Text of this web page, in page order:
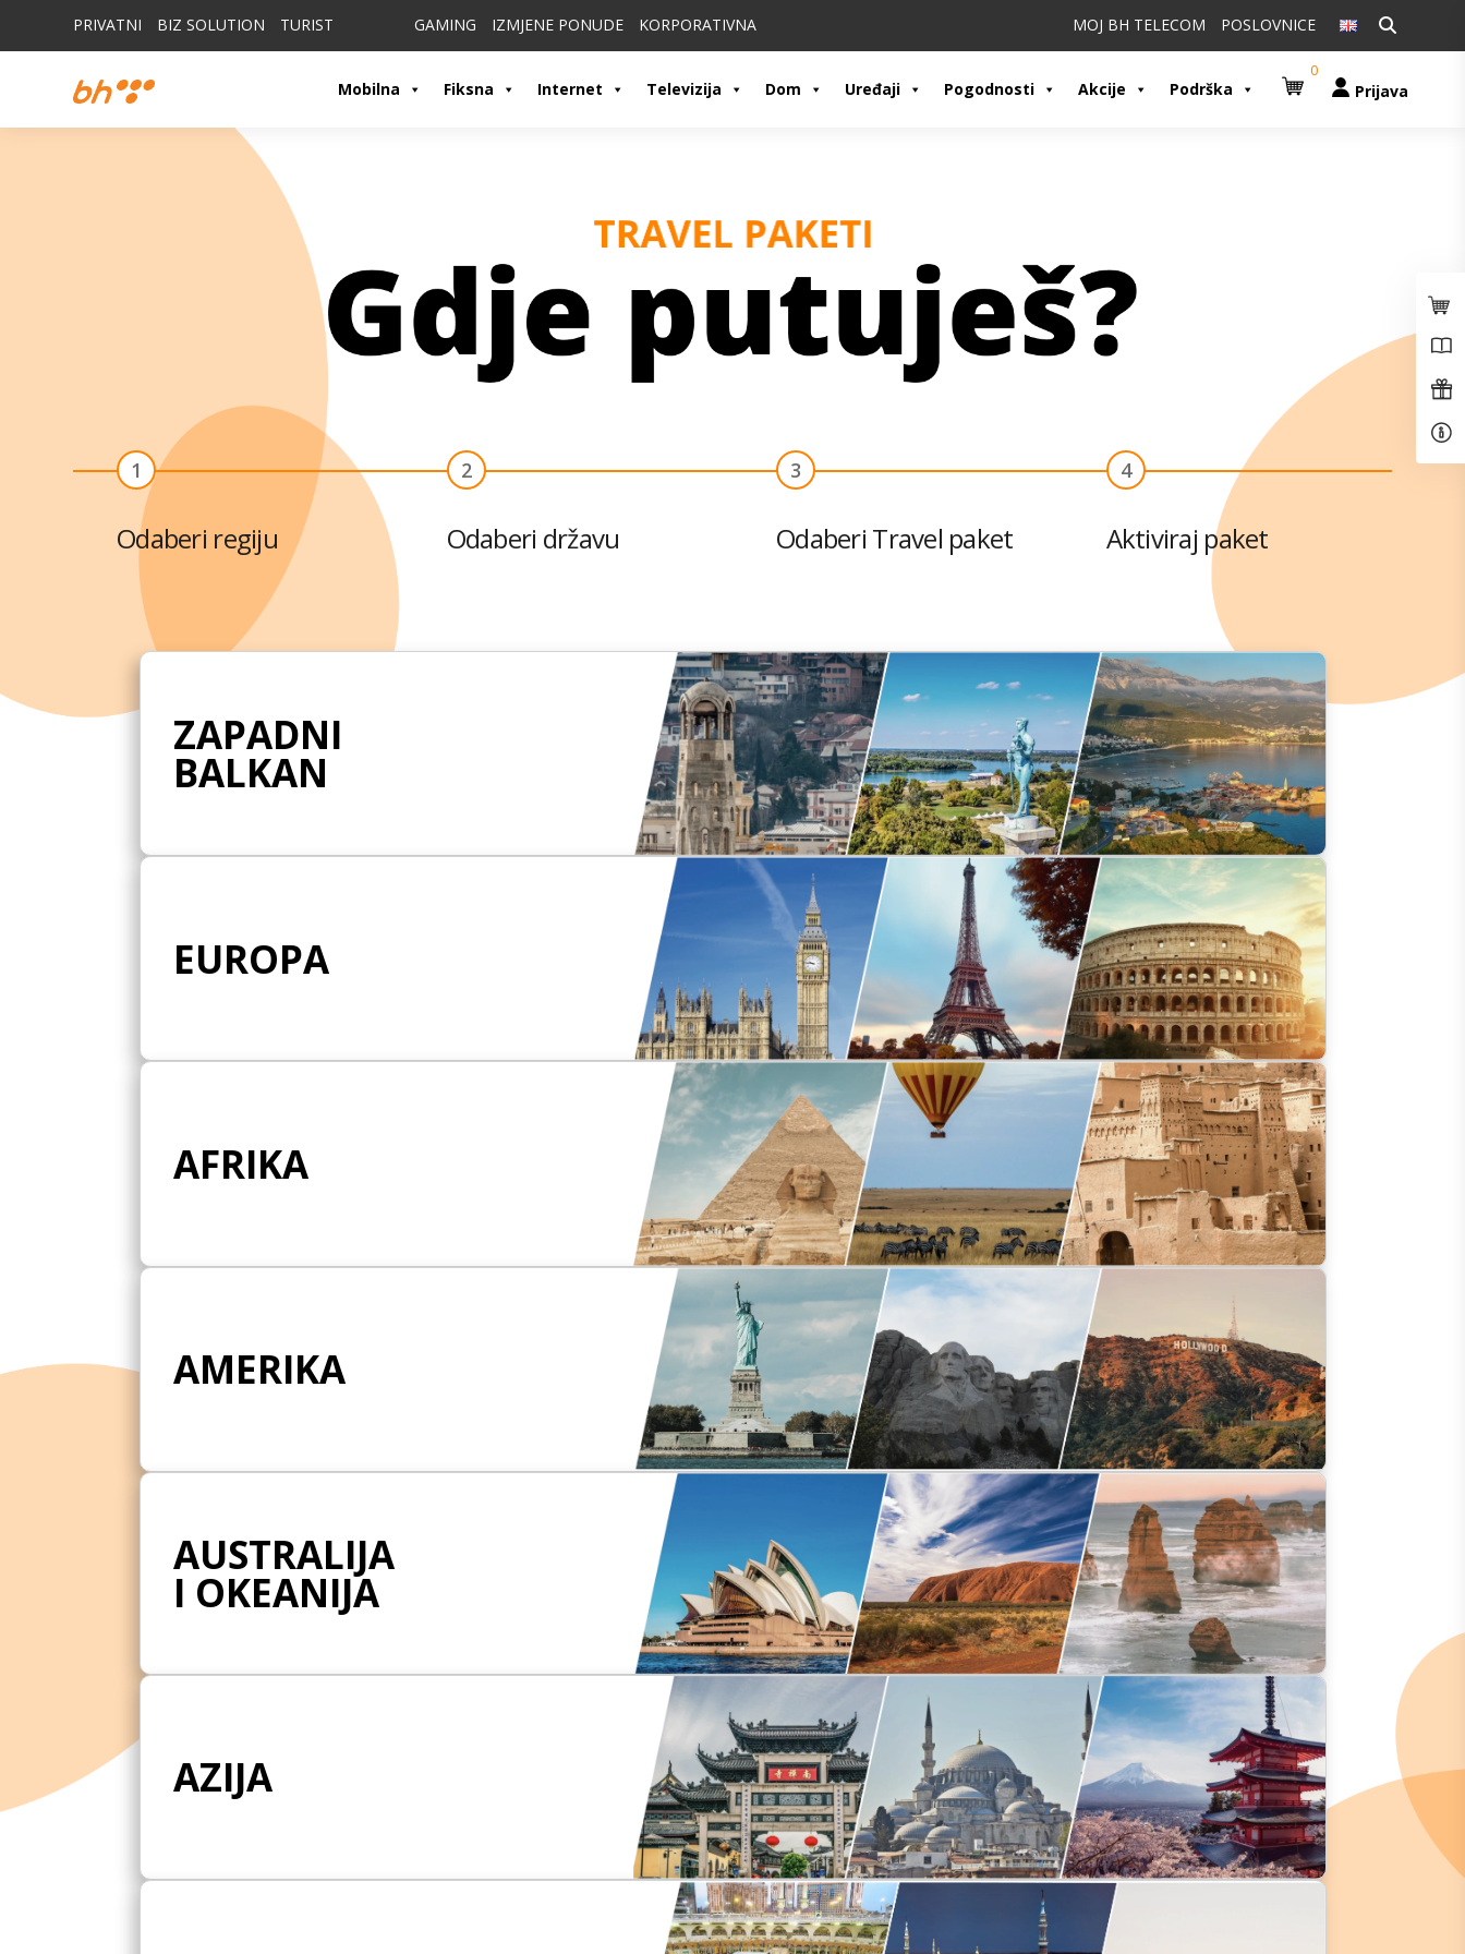
PRIVATNI BIZ SOLUTION TURIST GAMING IZMJENE PONUDE KORPORATIVNA Pretraži:
MOJ BH TELECOM POSLOVNICE
Mobilna Fiksna Internet Televizija Dom Uređaji Pogodnosti Akcije Podrška
0
Prijava
1
Odaberi regiju
2
Odaberi državu
3
Odaberi Travel paket
4
Aktiviraj paket
ZAPADNI
BALKAN
EUROPA
AFRIKA
AMERIKA
AUSTRALIJA
I OKEANIJA
AZIJA